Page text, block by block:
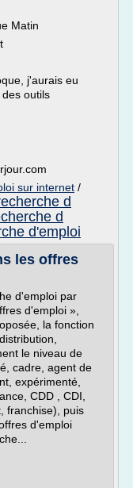
Matin
j'aurais eu
outils
sur internet /
d
d
d'emploi
les offres
d'emploi par
d'emploi »,
la fonction
le niveau de
cadre, agent de
expérimenté,
CDD , CDI,
franchise), puis
d'emploi